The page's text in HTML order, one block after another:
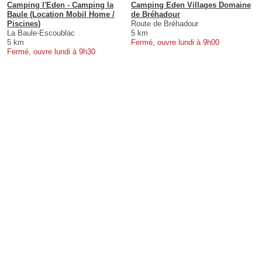
Camping l'Eden - Camping la
Baule (Location Mobil Home /
Piscines)
La Baule-Escoublac
5 km
Fermé, ouvre lundi à 9h30
Camping Eden Villages Domaine
de Bréhadour
Route de Bréhadour
5 km
Fermé, ouvre lundi à 9h00